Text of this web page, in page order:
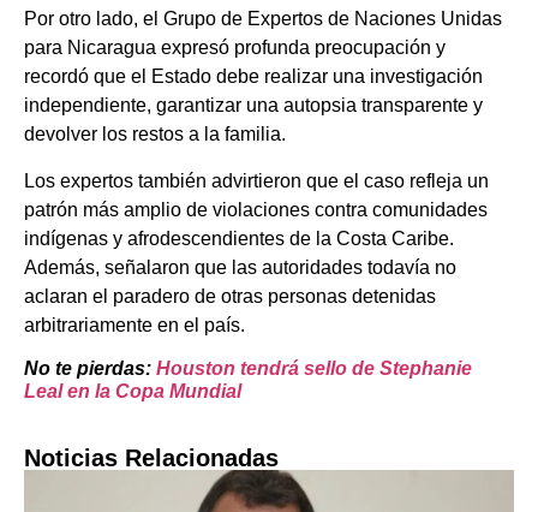
Por otro lado, el Grupo de Expertos de Naciones Unidas
para Nicaragua expresó profunda preocupación y
recordó que el Estado debe realizar una investigación
independiente, garantizar una autopsia transparente y
devolver los restos a la familia.
Los expertos también advirtieron que el caso refleja un
patrón más amplio de violaciones contra comunidades
indígenas y afrodescendientes de la Costa Caribe.
Además, señalaron que las autoridades todavía no
aclaran el paradero de otras personas detenidas
arbitrariamente en el país.
No te pierdas: Houston tendrá sello de Stephanie
Leal en la Copa Mundial
Noticias Relacionadas